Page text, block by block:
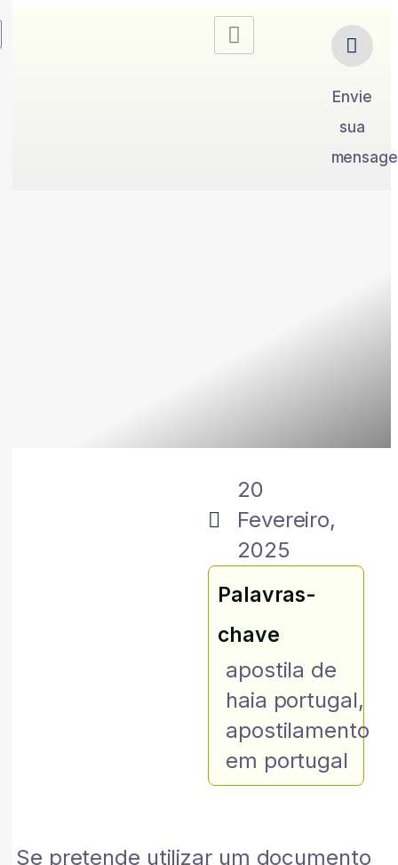
Envie
sua
20
Fevereiro,
2025
Palavras-
chave
apostila de
haia portugal,
apostilamento
em portugal
Se pretende utilizar um documento